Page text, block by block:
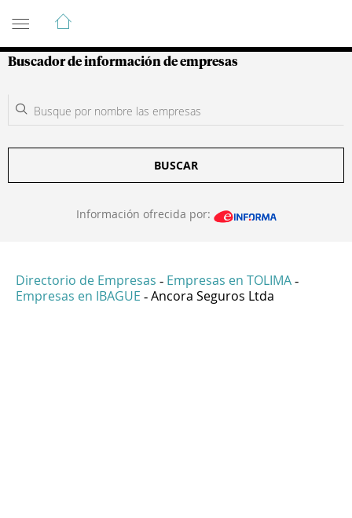
Guía de Empresas Colombianas
Buscador de información de empresas
BUSCAR
Información ofrecida por:
Directorio de Empresas - Empresas en TOLIMA -
Empresas en IBAGUE - Ancora Seguros Ltda